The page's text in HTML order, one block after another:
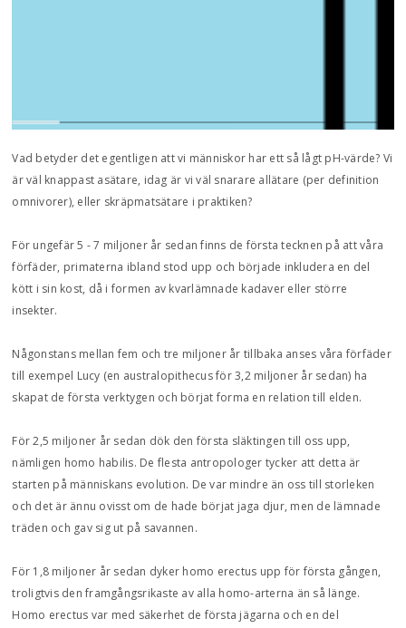
Vad betyder det egentligen att vi människor har ett så lågt pH-värde? Vi
är väl knappast asätare, idag är vi väl snarare allätare (per definition
omnivorer), eller skräpmatsätare i praktiken?
För ungefär 5 - 7 miljoner år sedan finns de första tecknen på att våra
förfäder, primaterna ibland stod upp och började inkludera en del
kött i sin kost, då i formen av kvarlämnade kadaver eller större
insekter.
Någonstans mellan fem och tre miljoner år tillbaka anses våra förfäder
till exempel Lucy (en australopithecus för 3,2 miljoner år sedan) ha
skapat de första verktygen och börjat forma en relation till elden.
För 2,5 miljoner år sedan dök den första släktingen till oss upp,
nämligen homo habilis. De flesta antropologer tycker att detta är
starten på människans evolution. De var mindre än oss till storleken
och det är ännu ovisst om de hade börjat jaga djur, men de lämnade
träden och gav sig ut på savannen.
För 1,8 miljoner år sedan dyker homo erectus upp för första gången,
troligtvis den framgångsrikaste av alla homo-arterna än så länge.
Homo erectus var med säkerhet de första jägarna och en del